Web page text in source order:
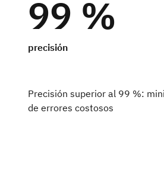
99 %
precisión
Precisión superior al 99 %:
de errores costosos